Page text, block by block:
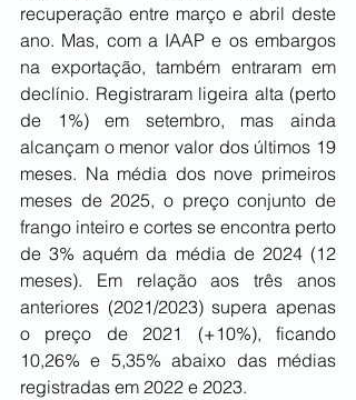
recuperação entre março e abril deste
ano. Mas, com a IAAP e os embargos
na exportação, também entraram em
declínio. Registraram ligeira alta (perto
de 1%) em setembro, mas ainda
alcançam o menor valor dos últimos 19
meses. Na média dos nove primeiros
meses de 2025, o preço conjunto de
frango inteiro e cortes se encontra perto
de 3% aquém da média de 2024 (12
meses). Em relação aos três anos
anteriores (2021/2023) supera apenas
o preço de 2021 (+10%), ficando
10,26% e 5,35% abaixo das médias
registradas em 2022 e 2023.